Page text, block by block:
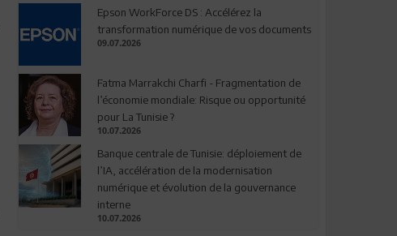
Epson WorkForce DS : Accélérez la
transformation numérique de vos documents
09.07.2026
Fatma Marrakchi Charfi - Fragmentation de
l’économie mondiale: Risque ou opportunité
pour La Tunisie ?
10.07.2026
Banque centrale de Tunisie: déploiement de
l’IA, accélération de la modernisation
numérique et évolution de la gouvernance
interne
10.07.2026